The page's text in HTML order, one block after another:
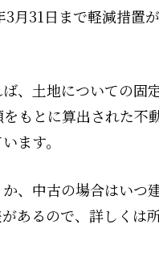
月31日まで軽減措置
、土地についての固
もとに算出された不
ます。
、中古の場合はいつ
あるので、詳しくは